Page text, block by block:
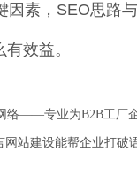
素，SEO思路
效益。
络——专业为B2B工厂
站建设能帮企业打破